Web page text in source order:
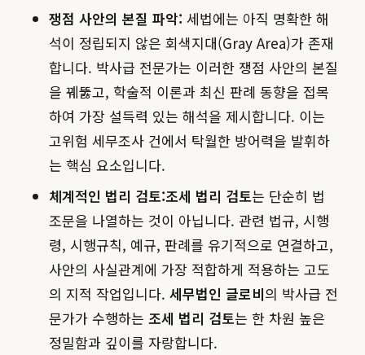
쟁점 사안의 본질 파악: 세법에는 아직 명확한 해
석이 정립되지 않은 회색지대(Gray Area)가 존재
합니다. 박사급 전문가는 이러한 쟁점 사안의 본질
을 꿰뚫고, 학술적 이론과 최신 판례 동향을 접목
하여 가장 설득력 있는 해석을 제시합니다. 이는
고위험 세무조사 건에서 탁월한 방어력을 발휘하
는 핵심 요소입니다.
체계적인 법리 검토:조세 법리 검토는 단순히 법
조문을 나열하는 것이 아닙니다. 관련 법규, 시행
령, 시행규칙, 예규, 판례를 유기적으로 연결하고,
사안의 사실관계에 가장 적합하게 적용하는 고도
의 지적 작업입니다. 세무법인 글로비의 박사급 전
문가가 수행하는 조세 법리 검토는 한 차원 높은
정밀함과 깊이를 자랑합니다.